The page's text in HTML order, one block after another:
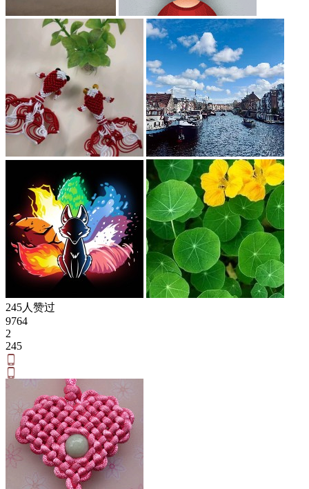
245人赞过
9764
2
245